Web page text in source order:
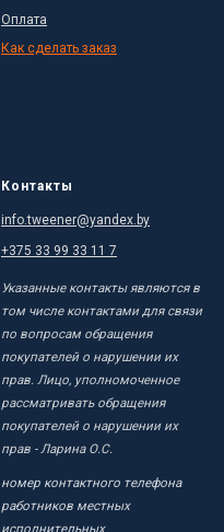
Оплата
Как сделать заказ
Контакты
info.tweener@yandex.by
+375 33 99 33 11 7
Указанные контакты являются в
том числе контактами для связи
по вопросам обращения
покупателей о нарушении их
прав. Лицо, уполномоченное
рассматривать обращения
покупателей о нарушении их
прав - Ларина О.С.
номер контактного телефона
работников местных
исполнительных